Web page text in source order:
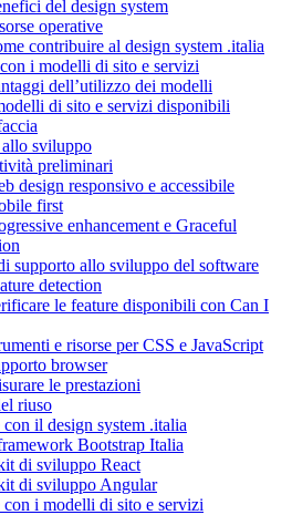
del design system
operative
contribuire al design system .italia
i modelli di sito e servizi
dell’utilizzo dei modelli
di sito e servizi disponibili
sviluppo
preliminari
design responsivo e accessibile
first
enhancement e Graceful
supporto allo sviluppo del software
detection
le feature disponibili con Can I
e risorse per CSS e JavaScript
browser
le prestazioni
riuso
il design system .italia
Bootstrap Italia
di sviluppo React
di sviluppo Angular
i modelli di sito e servizi